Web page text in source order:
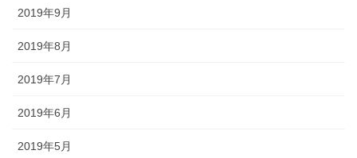
2019年9月
2019年8月
2019年7月
2019年6月
2019年5月